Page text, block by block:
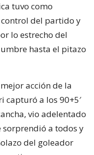
tuvo como
del partido y
lo estrecho del
hasta el pitazo
acción de la
capturó a los 90+5′
vio adelentado
sorprendió a todos y
del goleador